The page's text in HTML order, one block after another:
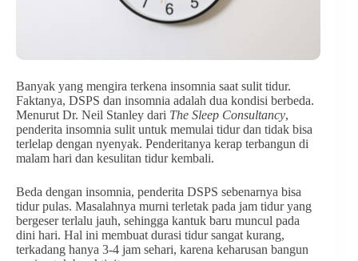
Banyak yang mengira terkena insomnia saat sulit tidur.
Faktanya, DSPS dan insomnia adalah dua kondisi berbeda.
Menurut Dr. Neil Stanley dari The Sleep Consultancy,
penderita insomnia sulit untuk memulai tidur dan tidak bisa
terlelap dengan nyenyak. Penderitanya kerap terbangun di
malam hari dan kesulitan tidur kembali.
Beda dengan insomnia, penderita DSPS sebenarnya bisa
tidur pulas. Masalahnya murni terletak pada jam tidur yang
bergeser terlalu jauh, sehingga kantuk baru muncul pada
dini hari. Hal ini membuat durasi tidur sangat kurang,
terkadang hanya 3-4 jam sehari, karena keharusan bangun